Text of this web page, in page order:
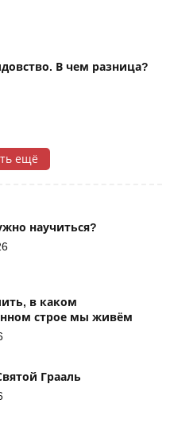
научиться?
в каком
строе мы живём
Грааль
В чем разница?
ещё